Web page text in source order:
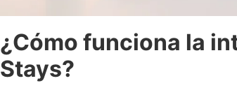
¿Cómo funciona la
Stays?